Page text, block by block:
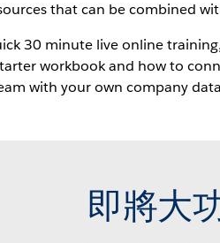
that can be combined
30 minute live online
workbook and how to
with your own company
即將大